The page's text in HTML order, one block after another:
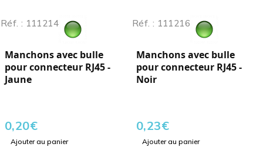
Réf. : 111214
Manchons avec bulle
pour connecteur RJ45 -
Jaune
0,20€
Ajouter au panier
Réf. : 111216
Manchons avec bulle
pour connecteur RJ45 -
Noir
0,23€
Ajouter au panier